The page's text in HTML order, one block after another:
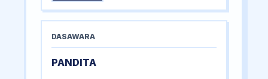
DASAWARA
PANDITA